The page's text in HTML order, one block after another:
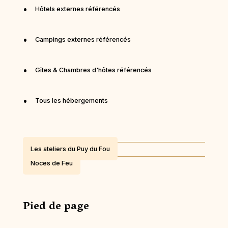
Hôtels externes référencés
Campings externes référencés
Gîtes & Chambres d'hôtes référencés
Tous les hébergements
Les ateliers du Puy du Fou
Noces de Feu
Pied de page